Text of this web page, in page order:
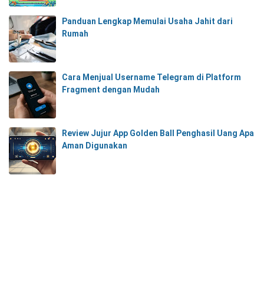
Panduan Lengkap Memulai Usaha Jahit dari
Rumah
Cara Menjual Username Telegram di Platform
Fragment dengan Mudah
Review Jujur App Golden Ball Penghasil Uang Apa
Aman Digunakan